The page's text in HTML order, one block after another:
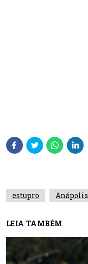
estupro Anápolis
LEIA TAMBÉM